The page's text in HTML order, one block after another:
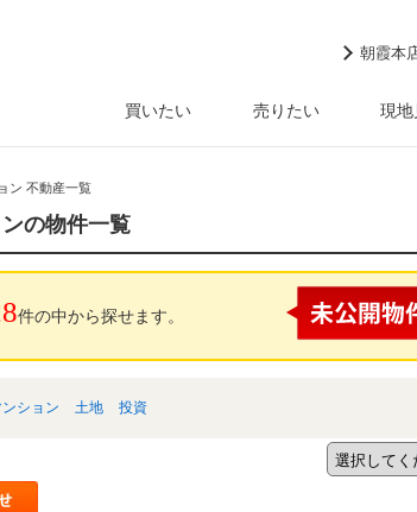
朝霞本
買いたい 売りたい 現地
ン 不動産一覧
の物件一覧
件の中から探せます。
ンション 土地 投資